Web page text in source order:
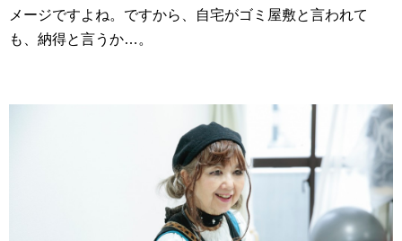
メージですよね。ですから、自宅がゴミ屋敷と言われて
も、納得と言うか…。